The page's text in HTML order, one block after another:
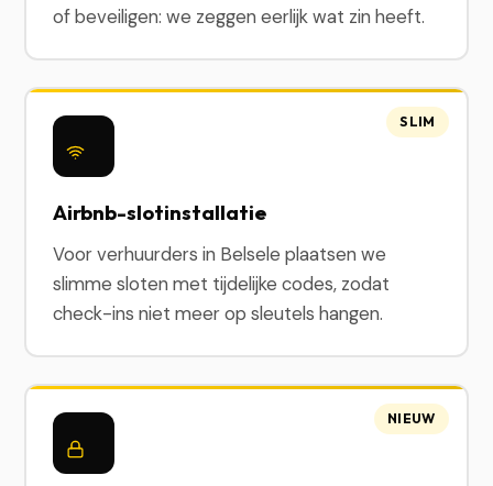
of beveiligen: we zeggen eerlijk wat zin heeft.
Airbnb-slotinstallatie
Voor verhuurders in Belsele plaatsen we
slimme sloten met tijdelijke codes, zodat
check-ins niet meer op sleutels hangen.
SLIM
NIEUW